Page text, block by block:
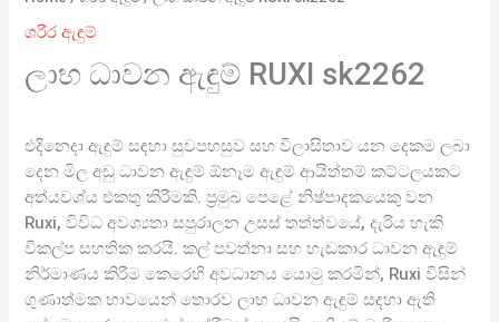
ශරීර ඇඳුම්
ලාභ ධාවන ඇඳුම් RUXI sk2262
එදිනෙදා ඇඳුම් සඳහා සුවපහසුව සහ විලාසිතාව යන දෙකම ලබා
දෙන මිල අඩු ධාවන ඇඳුම් ඕනෑම ඇඳුම් ආයිත්තම් කට්ටලයකට
අත්යවශ්ය එකතු කිරීමකි. ප්‍රමුඛ පෙළේ නිෂ්පාදකයෙකු වන
Ruxi, විවිධ අවශ්‍යතා සපුරාලන උසස් තත්ත්වයේ, දැරිය හැකි
විකල්ප සහතික කරයි. කල් පවත්නා සහ හැඩකාර ධාවන ඇඳුම්
නිර්මාණය කිරීම කෙරෙහි අවධානය යොමු කරමින්, Ruxi විසින්
ගුණාත්මක භාවයෙන් තොරව ලාභ ධාවන ඇඳුම් සඳහා ඇති